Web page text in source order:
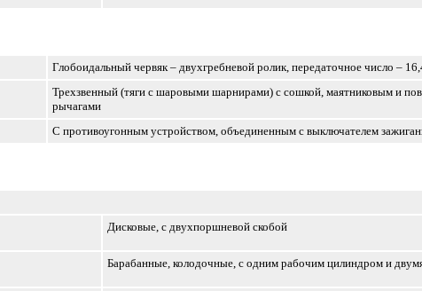
Глобоидальный червяк – двухгребневой ролик, передаточное число –
Трехзвенный (тяги с шаровыми шарнирами) с сошкой, маятниковым и
рычагами
С противоугонным устройством, объединенным с выключателем
Дисковые, с двухпоршневой скобой
Барабанные, колодочные, с одним рабочим цилиндром и